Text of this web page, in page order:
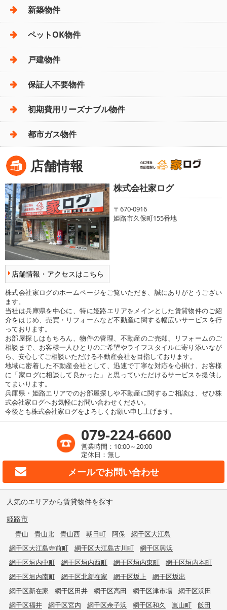
新築物件
ペットOK物件
戸建物件
保証人不要物件
初期費用リーズナブル物件
都市ガス物件
店舗情報
店舗情報・アクセスはこちら
株式会社家ログ
〒670-0916
姫路市久保町155番地
株式会社家ログのホームページをご覧いただき、誠にありがとうござい
ます。
当社は兵庫県を中心に、特に姫路エリアをメインとした賃貸物件のご紹
介をはじめ、売買・リフォームなど不動産に関する幅広いサービスを行
っております。
お部屋探しはもちろん、物件の管理、不動産のご売却、リフォームのご
相談まで、お客様一人ひとりのご希望やライフスタイルに寄り添いなが
ら、安心してご相談いただける不動産会社を目指しております。
地域に密着した不動産会社として、迅速で丁寧な対応を心掛け、お客様
に「家ログに相談して良かった」と思っていただけるサービスを提供し
てまいります。
兵庫県・姫路エリアでのお部屋探しや不動産に関するご相談は、ぜひ株
式会社家ログへお気軽にお問い合わせください。
今後とも株式会社家ログをよろしくお願い申し上げます。
079-224-6600
営業時間：10:00～20:00
定休日：無し
メールでお問い合わせ
人気のエリアから賃貸物件を探す
姫路市
青山 青山北 青山西 朝日町 阿保
網干区大江島
網干区大江島寺前町
網干区大江島古川町
網干区興浜
網干区垣内中町
網干区垣内西町 網干区垣内東町
網干区垣内本町
網干区垣内南町
網干区北新在家 網干区坂上
網干区坂出
網干区新在家
網干区田井 網干区高田 網干区津市場
網干区浜田
網干区福井
網干区宮内 網干区余子浜 網干区和久 嵐山町
飯田